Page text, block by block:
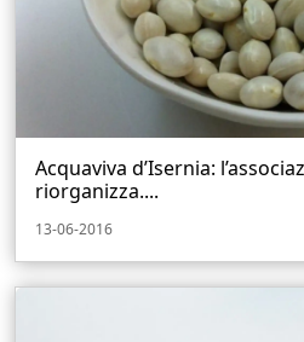
Acquaviva d’Isernia:
riorganizza....
13-06-2016